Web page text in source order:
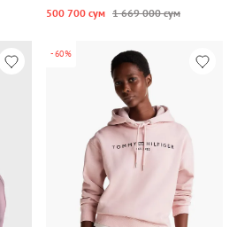
500 700 сум 1 669 000 сум
-60%